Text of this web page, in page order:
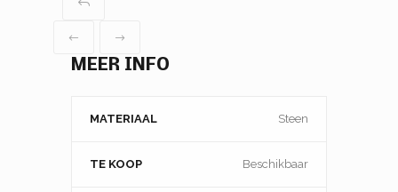
MEER INFO
MATERIAAL Steen
TE KOOP Beschikbaar